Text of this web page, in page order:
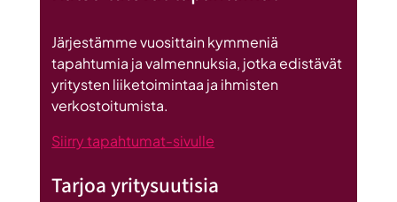
Britannnian
suurin
investointi
Järjestämme vuosittain kymmeniä
tapahtumia ja valmennuksia, jotka edistävät
yritysten liiketoimintaa ja ihmisten
verkostoitumista.
Siirry tapahtumat-sivulle
Tarjoa yritysuutisia